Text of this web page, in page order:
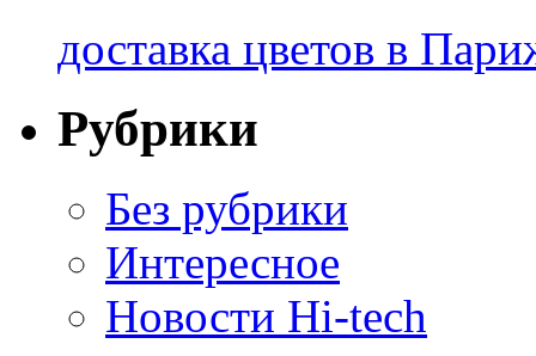
доставка цветов в
Рубрики
Без рубрики
Интересное
Новости Hi-tech